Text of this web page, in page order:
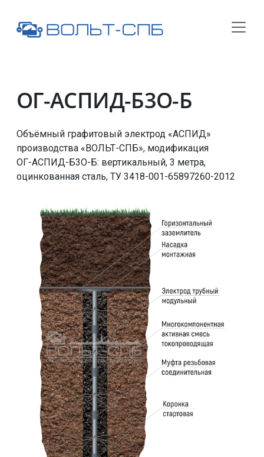
ОГ-АСПИД-Б3О-Б
Объёмный графитовый электрод «АСПИД»
производства «ВОЛЬТ-СПБ», модификация
ОГ-АСПИД-Б3О-Б: вертикальный, 3 метра,
оцинкованная сталь, ТУ 3418-001-65897260-2012